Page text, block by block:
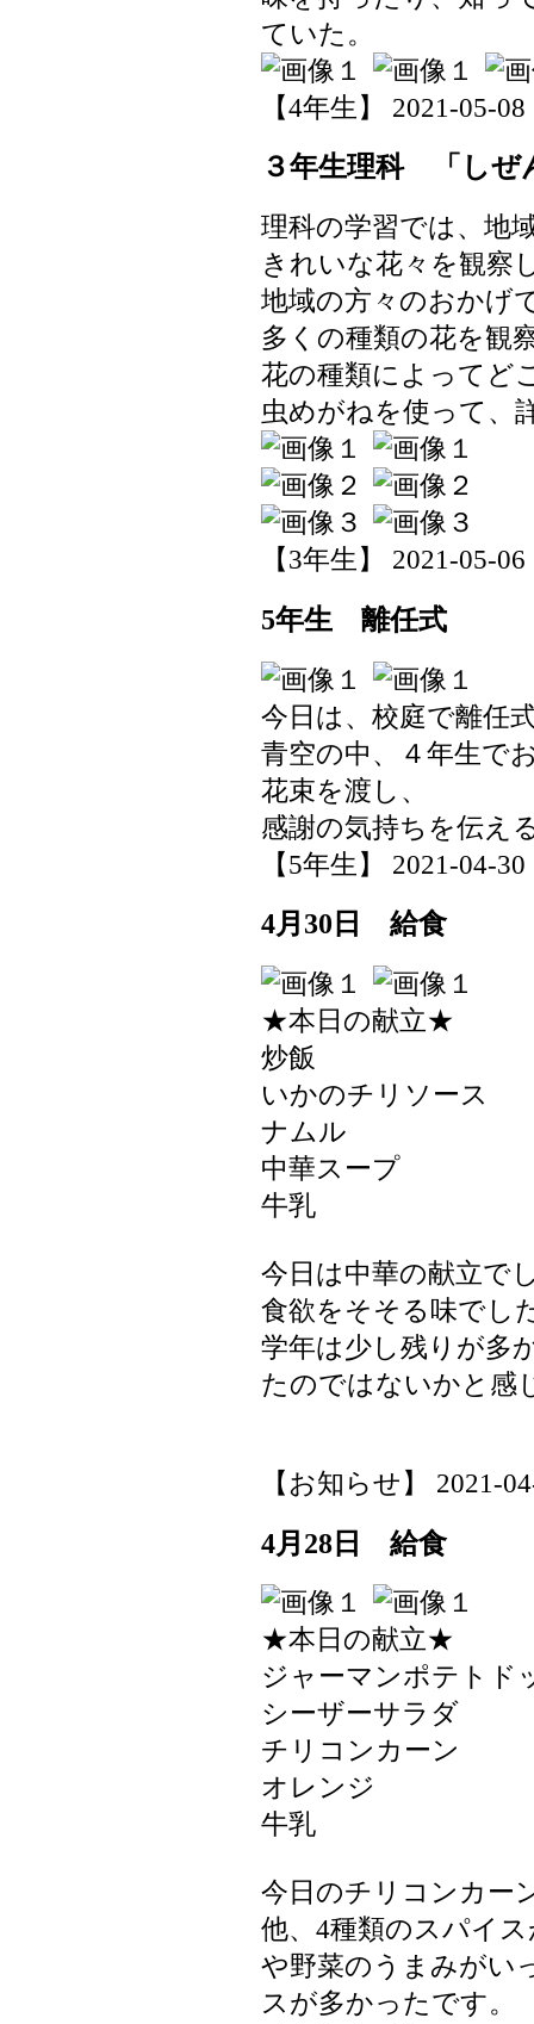
ていた。
【4年生】 2021-05-
３年生理科 「しぜ
理科の学習では、地
きれいな花々を観察
地域の方々のおかげ
多くの種類の花を観
花の種類によってど
虫めがねを使って、
【3年生】 2021-05-
5年生 離任式
今日は、校庭で離任
青空の中、４年生で
花束を渡し、
感謝の気持ちを伝え
【5年生】 2021-04-
4月30日 給食
★本日の献立★
炒飯
いかのチリソース
ナムル
中華スープ
牛乳
今日は中華の献立で
食欲をそそる味でし
学年は少し残りが多
たのではないかと感
【お知らせ】 2021-
4月28日 給食
★本日の献立★
ジャーマンポテトド
シーザーサラダ
チリコンカーン
オレンジ
牛乳
今日のチリコンカー
他、4種類のスパイ
や野菜のうまみがい
スが多かったです。